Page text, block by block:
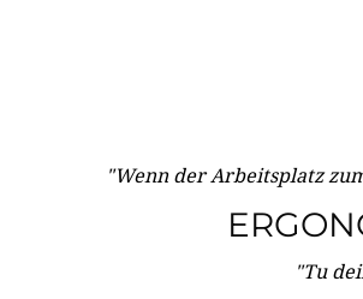
"Wenn der Arbeitsplatz
"Tu